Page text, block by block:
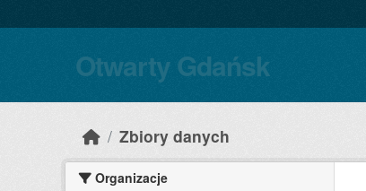
Otwarty Gdańsk
Zbiory danych
Organizacje